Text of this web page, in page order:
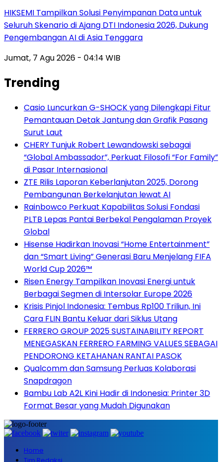
HIKSEMI Tampilkan Solusi Penyimpanan Data untuk
Seluruh Skenario di Ajang DTI Indonesia 2026, Dukung
Pengembangan AI di Asia Tenggara
Jumat, 7 Agu 2026 - 04:14 WIB
Trending
Casio Luncurkan G-SHOCK yang Dilengkapi Fitur
Pemantauan Detak Jantung dan Grafik Pasang
Surut Laut
CHERY Tunjuk Robert Lewandowski sebagai
“Global Ambassador”, Perkuat Filosofi “For Family”
di Pasar Internasional
ZTE Rilis Laporan Keberlanjutan 2025, Dorong
Pembangunan Berkelanjutan lewat AI
Rainbowco Perkuat Kapabilitas Solusi Fondasi
PLTB Lepas Pantai Berbekal Pengalaman Proyek
Global
Hisense Hadirkan Inovasi “Home Entertainment”
dan “Smart Living” Generasi Baru Menjelang FIFA
World Cup 2026™
Risen Energy Tampilkan Inovasi Energi untuk
Berbagai Segmen di Intersolar Europe 2026
Krisis Pinjol Indonesia: Tembus Rp100 Triliun, Ini
Cara FLIN Bantu Keluar dari Siklus Utang
FERRERO GROUP 2025 SUSTAINABILITY REPORT
MENEGASKAN FERRERO FARMING VALUES SEBAGAI
PENDORONG KETAHANAN RANTAI PASOK
Qualcomm dan Samsung Perluas Kolaborasi
Snapdragon
Bambu Lab A2L Kini Hadir di Indonesia: Printer 3D
Format Besar yang Mudah Digunakan
Home